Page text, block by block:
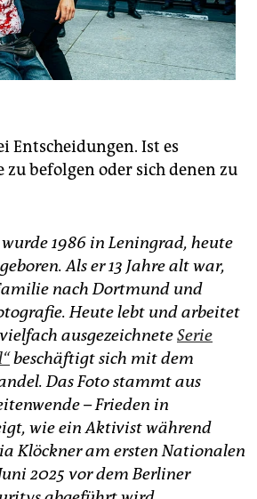
Entscheidungen. Ist es
befolgen oder sich denen zu
wurde 1986 in Leningrad, heute
Als er 13 Jahre alt war,
nach Dortmund und
Heute lebt und arbeitet
ausgezeichneteSerie
beschäftigt sich mit dem
Das Foto stammt aus
– Frieden in
wie ein Aktivist während
Klöckner am ersten Nationalen
2025 vor dem Berliner